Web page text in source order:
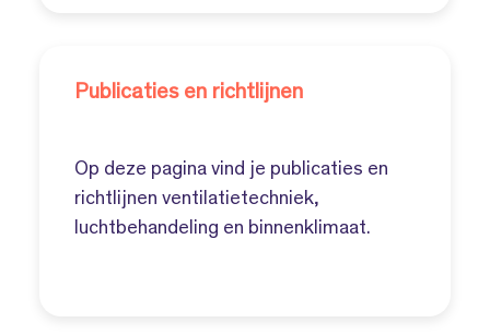
Publicaties en richtlijnen
Op deze pagina vind je publicaties en
richtlijnen ventilatietechniek,
luchtbehandeling en binnenklimaat.